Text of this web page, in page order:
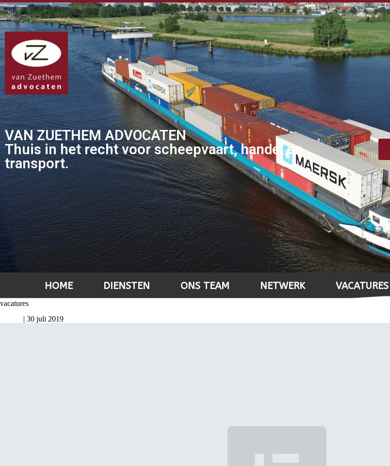
VAN ZUETHEM ADVOCATEN
Thuis in het recht voor scheepvaart, handel en
transport.
HOME DIENSTEN ONS TEAM NETWERK VACATURES
vacatures
| 30 juli 2019